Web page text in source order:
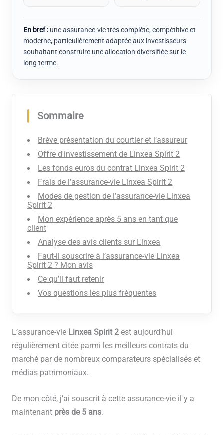
En bref :une assurance-vie très complète, compétitive et
moderne, particulièrement adaptée aux investisseurs
souhaitant construire une allocation diversifiée sur le
long terme.
Sommaire
Brève présentation du courtier et l’assureur
Offre d'investissement de Linxea Spirit 2
Les fonds euros du contrat Linxea Spirit 2
Frais de l’assurance-vie Linxea Spirit 2
Modes de gestion de l’assurance-vie Linxea
Spirit 2
Mon expérience après 5 ans en tant que
client
Analyse des avis clients sur Linxea
Faut-il souscrire à l’assurance-vie Linxea
Spirit 2 ? Mon avis
Ce qu’il faut retenir
Vos questions les plus fréquentes
L’assurance-vie Linxea Spirit 2est aujourd’hui
régulièrement citée parmi les meilleurs contrats du
marché par de nombreux comparateurs spécialisés et
médias patrimoniaux.
De mon côté, j’ai souscrit à cette assurance-vie il y a
maintenant près de 5 ans.